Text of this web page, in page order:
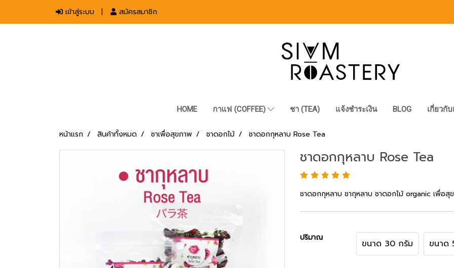
เข้าสู่ระบบ สมัครสมาชิก
HOME กาแฟ (COFFEE) ชา (TEA) แจ้งชำระเงิน BLOG เกี่ยวกับ
หน้าแรก สินค้าทั้งหมด ชาเพื่อสุขภาพ ชาดอกไม้ ชาดอกกุหลาบ Rose Tea
ชาดอกกุหลาบ Rose Tea
ชาดอกกุหลาบ ชากุหลาบ ชาดอกไม้ organic เพื่อสุ
ปริมาณ
ขนาด 30 กรัม ขนาด